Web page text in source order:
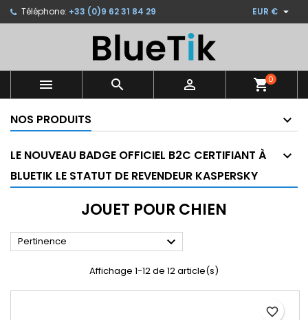
Téléphone: +33 (0)9 62 31 84 29 EUR € 
   shopping_cart0
NOS PRODUITS
LE NOUVEAU BADGE OFFICIEL B2C CERTIFIANT À
BLUETIK LE STATUT DE REVENDEUR KASPERSKY
JOUET POUR CHIEN
Pertinence 
Affichage 1-12 de 12 article(s)
favorite_border
Ajouter à ma liste d'envies ×
Créer une nouvelle liste
((modalTitle)) ×
((confirmMessage))
Créer une liste d'envies ×
Nom de la liste d'envies
Annuler Créer une liste d'envies
Connexion ×
Vous devez être connecté pour ajouter des produits
à votre liste d'envies.